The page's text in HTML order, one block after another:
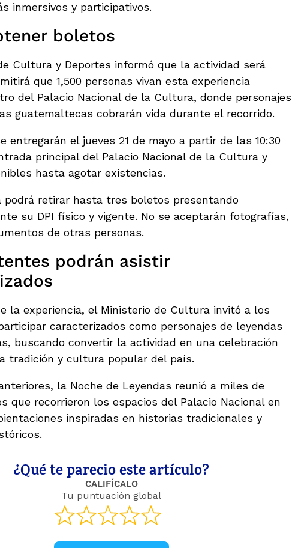
inmersivos y participativos.
boletos
Cultura y Deportes informó que la actividad será
que 1,500 personas vivan esta experiencia
del Palacio Nacional de la Cultura, donde personajes
guatemaltecas cobrarán vida durante el recorrido.
entregarán el jueves 21 de mayo a partir de las 10:30
principal del Palacio Nacional de la Cultura y
hasta agotar existencias.
podrá retirar hasta tres boletos presentando
su DPI físico y vigente. No se aceptarán fotografías,
de otras personas.
podrán asistir
la experiencia, el Ministerio de Cultura invitó a los
caracterizados como personajes de leyendas
buscando convertir la actividad en una celebración
tradición y cultura popular del país.
la Noche de Leyendas reunió a miles de
que recorrieron los espacios del Palacio Nacional en
inspiradas en historias tradicionales y
¿Qué te parecio este artículo?
CALIFÍCALO
Tu puntuación global